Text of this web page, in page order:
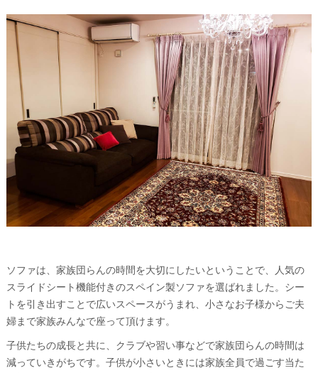
ソファは、家族団らんの時間を大切にしたいということで、人気の
スライドシート機能付きのスペイン製ソファを選ばれました。シー
トを引き出すことで広いスペースがうまれ、小さなお子様からご夫
婦まで家族みんなで座って頂けます。
子供たちの成長と共に、クラブや習い事などで家族団らんの時間は
減っていきがちです。子供が小さいときには家族全員で過ごす当た